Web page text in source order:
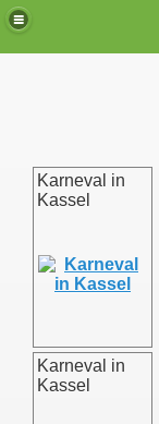
Karneval in
Kassel
Karneval in
Kassel